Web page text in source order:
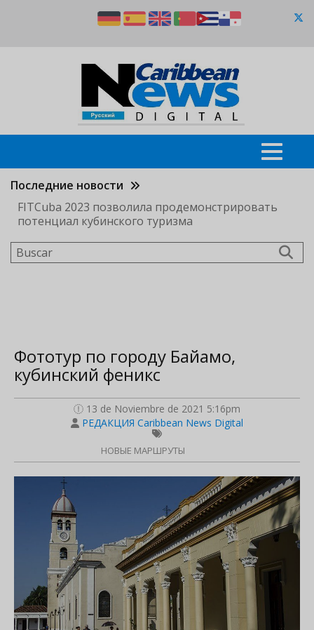
Последние новости
FITCuba 2023 позволила продемонстрировать
потенциал кубинского туризма
Buscar
Фототур по городу Байамо,
кубинский феникс
13 de Noviembre de 2021 5:16pm
РЕДАКЦИЯ Caribbean News Digital
НОВЫЕ МАРШРУТЫ